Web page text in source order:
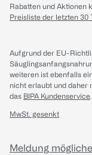
Rabatten und Aktionen
Preisliste der letzten 30
Aufgrund der EU-
weiteren ist ebenfalls
nicht erlaubt und daher
das BIPA Kundenservice.
MwSt. gesenkt
Meldung